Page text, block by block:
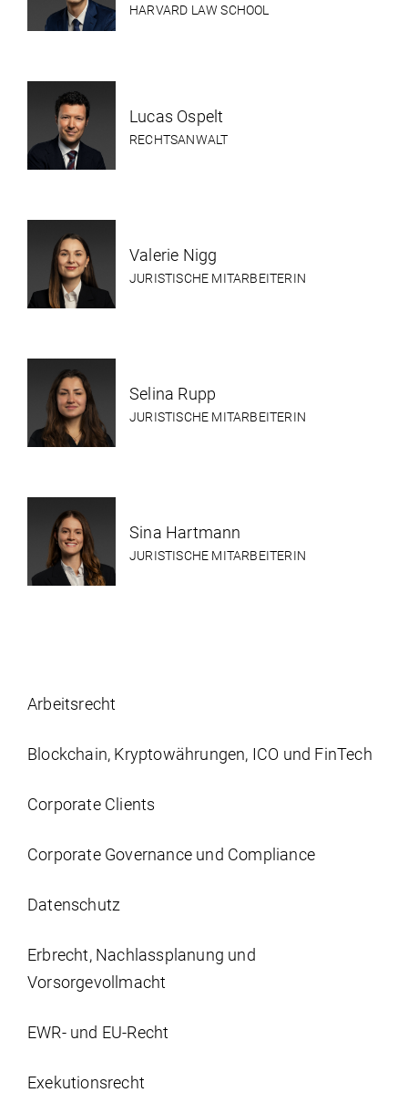
HARVARD LAW SCHOOL
Lucas Ospelt
RECHTSANWALT
Valerie Nigg
JURISTISCHE MITARBEITERIN
Selina Rupp
JURISTISCHE MITARBEITERIN
Sina Hartmann
JURISTISCHE MITARBEITERIN
Arbeits­recht
Blockchain, Kryptowährungen, ICO und FinTech
Corporate Clients
Corporate Governance und Compliance
Datenschutz
Erbrecht, Nachlassplanung und
Vorsorgevollmacht
EWR- und EU-Recht
Exekutionsrecht